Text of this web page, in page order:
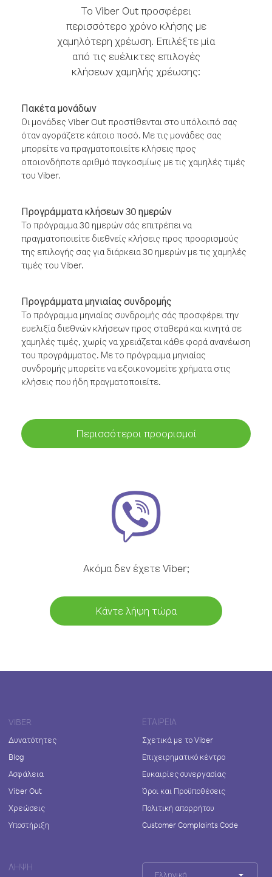
Το Viber Out προσφέρει
περισσότερο χρόνο κλήσης με
χαμηλότερη χρέωση. Επιλέξτε μία
από τις ευέλικτες επιλογές
κλήσεων χαμηλής χρέωσης:
Πακέτα μονάδων
Οι μονάδες Viber Out προστίθενται στο υπόλοιπό σας
όταν αγοράζετε κάποιο ποσό. Με τις μονάδες σας
μπορείτε να πραγματοποιείτε κλήσεις προς
οποιονδήποτε αριθμό παγκοσμίως με τις χαμηλές τιμές
του Viber.
Προγράμματα κλήσεων 30 ημερών
Το πρόγραμμα 30 ημερών σάς επιτρέπει να
πραγματοποιείτε διεθνείς κλήσεις προς προορισμούς
της επιλογής σας για διάρκεια 30 ημερών με τις χαμηλές
τιμές του Viber.
Προγράμματα μηνιαίας συνδρομής
Το πρόγραμμα μηνιαίας συνδρομής σάς προσφέρει την
ευελιξία διεθνών κλήσεων προς σταθερά και κινητά σε
χαμηλές τιμές, χωρίς να χρειάζεται κάθε φορά ανανέωση
του προγράμματος. Με το πρόγραμμα μηνιαίας
συνδρομής μπορείτε να εξοικονομείτε χρήματα στις
κλήσεις που ήδη πραγματοποιείτε.
Περισσότεροι προορισμοί
Ακόμα δεν έχετε Viber;
Κάντε λήψη τώρα
VIBER
Δυνατότητες
Blog
Ασφάλεια
Viber Out
Χρεώσεις
Υποστήριξη
ΕΤΑΙΡΕΊΑ
Σχετικά με το Viber
Επιχειρηματικό κέντρο
Ευκαιρίες συνεργασίας
Όροι και Προϋποθέσεις
Πολιτική απορρήτου
Customer Complaints Code
ΛΉΨΗ
Ελληνικά